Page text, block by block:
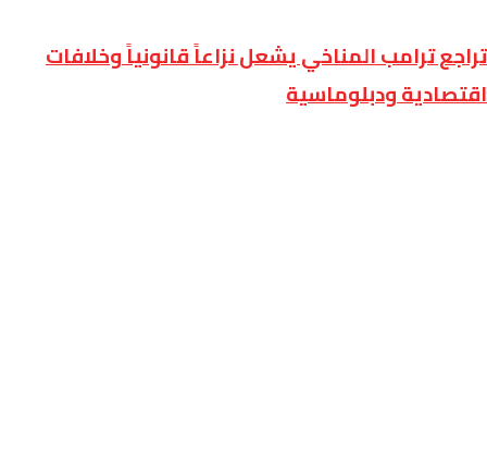
تراجع ترامب المناخي يشعل نزاعاً قانونياً وخلافات
اقتصادية ودبلوماسية